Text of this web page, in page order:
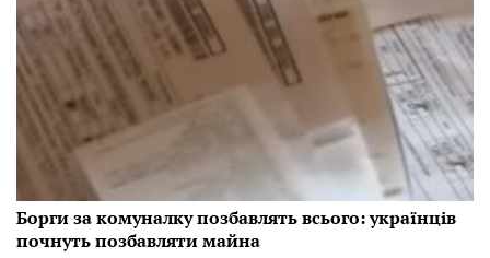
Борги за комуналку позбавлять всього: українців
почнуть позбавляти майна